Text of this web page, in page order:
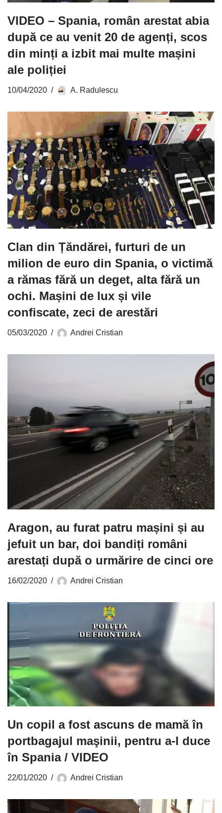
VIDEO – Spania, român arestat abia
după ce au venit 20 de agenți, scos
din minți a izbit mai multe mașini
ale poliției
10/04/2020 A. Radulescu
Clan din Țăndărei, furturi de un
milion de euro din Spania, o victimă
a rămas fără un deget, alta fără un
ochi. Mașini de lux și vile
confiscate, zeci de arestări
05/03/2020 Andrei Cristian
Aragon, au furat patru mașini și au
jefuit un bar, doi bandiți români
arestați după o urmărire de cinci ore
16/02/2020 Andrei Cristian
Un copil a fost ascuns de mamă în
portbagajul maşinii, pentru a-l duce
în Spania / VIDEO
22/01/2020 Andrei Cristian